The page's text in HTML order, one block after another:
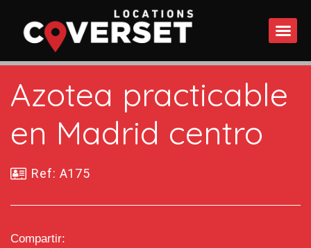
Azotea practicable
en Madrid centro
Ref: A175
Compartir: